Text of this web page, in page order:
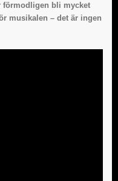
förmodligen bli mycket
musikalen – det är ingen